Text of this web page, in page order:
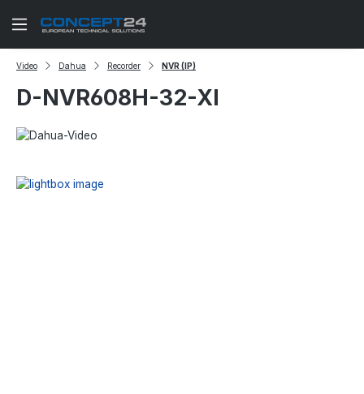
Zum Hauptinhalt springen
Video Dahua Recorder NVR (IP)
D-NVR608H-32-XI